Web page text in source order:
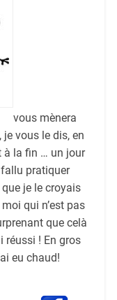
vous mènera
vous le dis, en
à la fin … un jour
fallu pratiquer
je le croyais
qui n’est pas
que celà
réussi ! En gros
eu chaud!